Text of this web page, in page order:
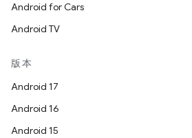
Android for Cars
Android TV
版本
Android 17
Android 16
Android 15